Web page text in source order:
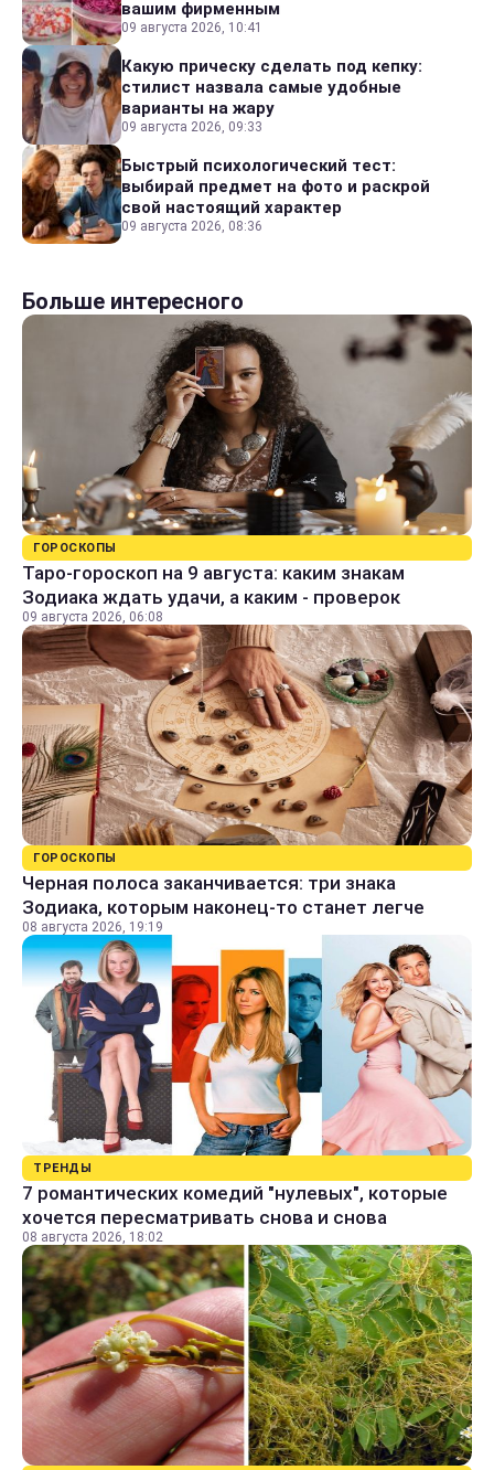
вашим фирменным
09 августа 2026, 10:41
Какую прическу сделать под кепку:
стилист назвала самые удобные
варианты на жару
09 августа 2026, 09:33
Быстрый психологический тест:
выбирай предмет на фото и раскрой
свой настоящий характер
09 августа 2026, 08:36
Больше интересного
ГОРОСКОПЫ
Таро-гороскоп на 9 августа: каким знакам
Зодиака ждать удачи, а каким - проверок
09 августа 2026, 06:08
ГОРОСКОПЫ
Черная полоса заканчивается: три знака
Зодиака, которым наконец-то станет легче
08 августа 2026, 19:19
ТРЕНДЫ
7 романтических комедий "нулевых", которые
хочется пересматривать снова и снова
08 августа 2026, 18:02